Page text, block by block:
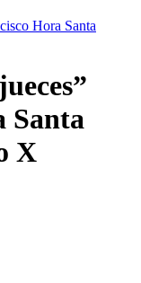
Hora Santa
Santa
X